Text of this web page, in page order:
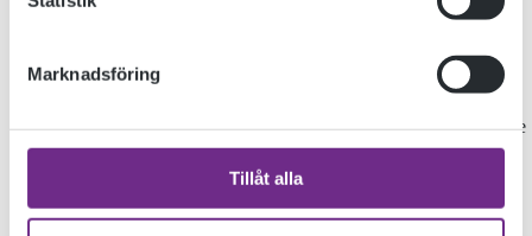
Marknadsföring
Tillåt alla
Välkommen till Konstfacks Vårutställning 2014!
Se våra nyutexaminerade konstnärer, designers, konsthantverkare
och bildpedagoger. 177 kandidat- och masterprojekt visas